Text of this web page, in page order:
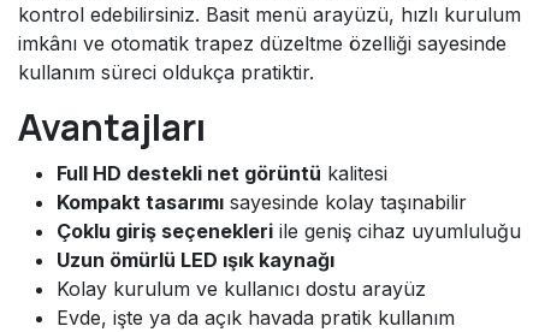
kontrol edebilirsiniz. Basit menü arayüzü, hızlı kurulum
imkânı ve otomatik trapez düzeltme özelliği sayesinde
kullanım süreci oldukça pratiktir.
Avantajları
Full HD destekli net görüntü kalitesi
Kompakt tasarımı sayesinde kolay taşınabilir
Çoklu giriş seçenekleri ile geniş cihaz uyumluluğu
Uzun ömürlü LED ışık kaynağı
Kolay kurulum ve kullanıcı dostu arayüz
Evde, işte ya da açık havada pratik kullanım